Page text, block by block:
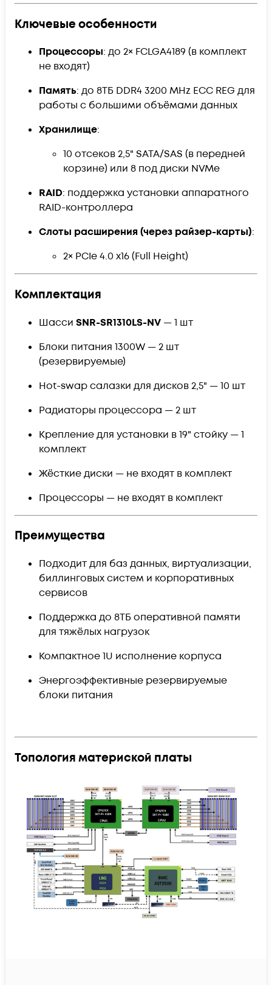
Ключевые особенности
Процессоры: до 2× FCLGA4189 (в комплект
не входят)
Память: до 8ТБ DDR4 3200 MHz ECC REG для
работы с большими объёмами данных
Хранилище:
10 отсеков 2,5" SATA/SAS (в передней
корзине) или 8 под диски NVMe
RAID: поддержка установки аппаратного
RAID-контроллера
Слоты расширения (через райзер-карты):
2× PCIe 4.0 x16 (Full Height)
Комплектация
Шасси SNR-SR1310LS-NV — 1 шт
Блоки питания 1300W — 2 шт
(резервируемые)
Hot-swap салазки для дисков 2,5" — 10 шт
Радиаторы процессора — 2 шт
Крепление для установки в 19" стойку — 1
комплект
Жёсткие диски — не входят в комплект
Процессоры — не входят в комплект
Преимущества
Подходит для баз данных, виртуализации,
биллинговых систем и корпоративных
сервисов
Поддержка до 8ТБ оперативной памяти
для тяжёлых нагрузок
Компактное 1U исполнение корпуса
Энергоэффективные резервируемые
блоки питания
Топология материской платы